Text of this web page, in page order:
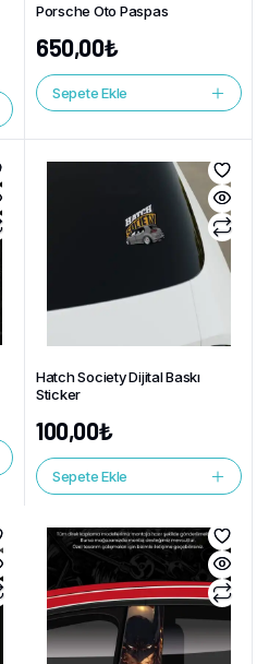
Porsche Oto Paspas
650,00₺
Sepete Ekle
Hatch Society Dijital Baskı
Sticker
100,00₺
Sepete Ekle